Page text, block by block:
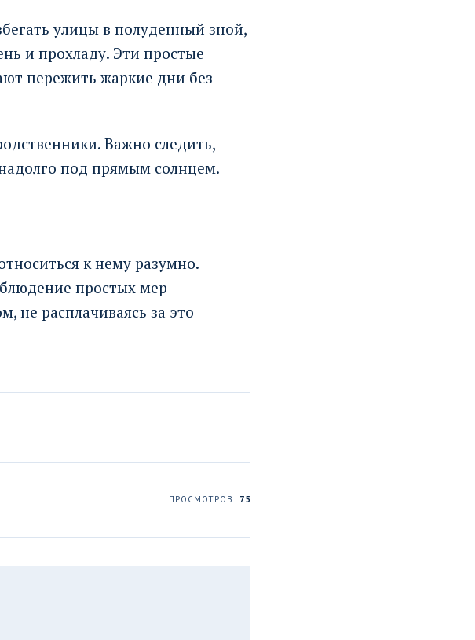
улицы в полуденный зной,
и прохладу. Эти простые
пережить жаркие дни без
Важно следить,
под прямым солнцем.
к нему разумно.
простых мер
не расплачиваясь за это
ПРОСМОТРОВ: 75